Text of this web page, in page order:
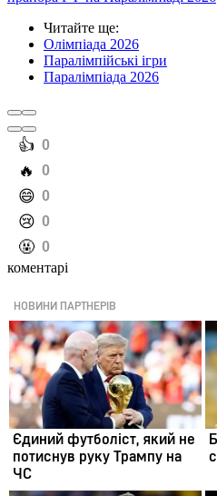
Читайте ще:
Олімпіада 2026
Паралімпійські ігри
Паралімпіада 2026
️👍 0
️🔥 0
️😄 0
️😢 0
️🤬 0
коментарі